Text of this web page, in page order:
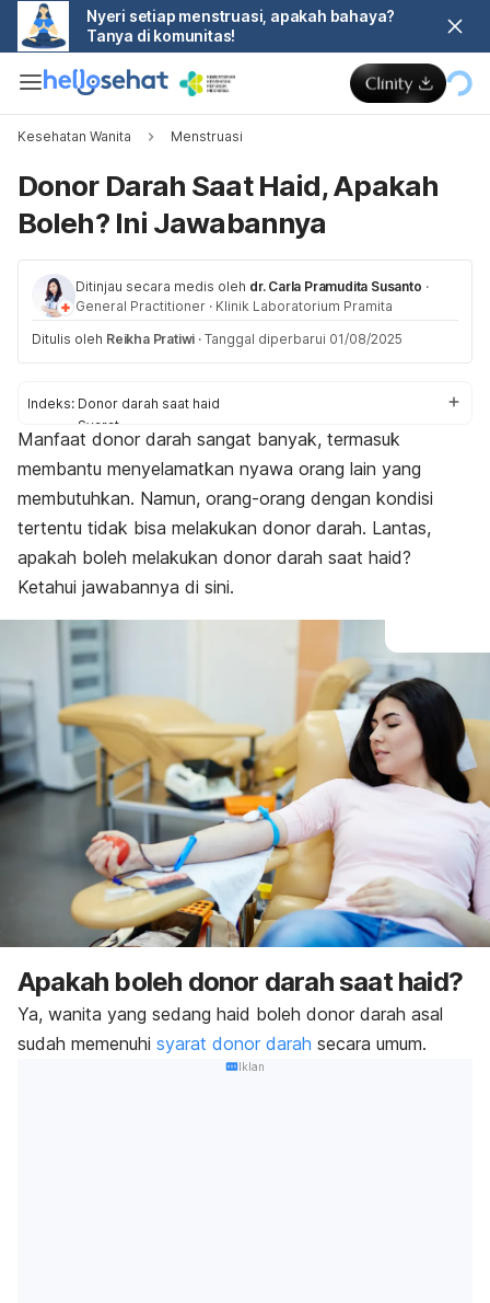
Nyeri setiap menstruasi, apakah bahaya?
Tanya di komunitas!
Kesehatan Wanita Menstruasi
Donor Darah Saat Haid, Apakah
Boleh? Ini Jawabannya
Ditinjau secara medis oleh dr. Carla Pramudita Susanto ·
General Practitioner · Klinik Laboratorium Pramita
Ditulis oleh Reikha Pratiwi · Tanggal diperbarui 01/08/2025
Indeks: Donor darah saat haid
Syarat
Tips persiapan diri
Manfaat donor darah sangat banyak, termasuk
membantu menyelamatkan nyawa orang lain yang
membutuhkan. Namun, orang-orang dengan kondisi
tertentu tidak bisa melakukan donor darah. Lantas,
apakah boleh melakukan donor darah saat haid?
Ketahui jawabannya di sini.
Apakah boleh donor darah saat haid?
Ya, wanita yang sedang haid boleh donor darah asal
sudah memenuhi syarat donor darah secara umum.
Iklan